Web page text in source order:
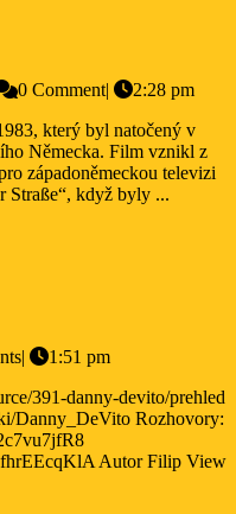
0 Comment|
2:28 pm
Německa. Film vznikl z
západoněmeckou televizi
Straße“, když byly ...
|
1:51 pm
Danny_DeVito Rozhovory:
Autor Filip View